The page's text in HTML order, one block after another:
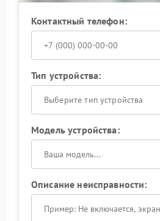
Контактный телефон:
Тип устройства:
Выберите тип устройства
Модель устройства:
Описание неисправности: